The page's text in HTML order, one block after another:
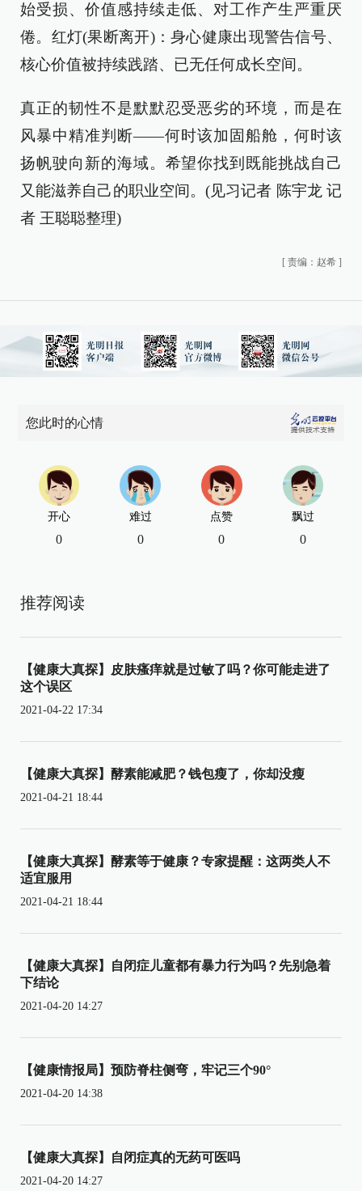
始受损、价值感持续走低、对工作产生严重厌
倦。红灯(果断离开)：身心健康出现警告信号、
核心价值被持续践踏、已无任何成长空间。
真正的韧性不是默默忍受恶劣的环境，而是在
风暴中精准判断——何时该加固船舱，何时该
扬帆驶向新的海域。希望你找到既能挑战自己
又能滋养自己的职业空间。(见习记者 陈宇龙 记
者 王聪聪整理)
[ 责编：赵希 ]
您此时的心情
开心
0
难过
0
点赞
0
飘过
0
推荐阅读
【健康大真探】皮肤瘙痒就是过敏了吗？你可能走进了
这个误区
2021-04-22 17:34
【健康大真探】酵素能减肥？钱包瘦了，你却没瘦
2021-04-21 18:44
【健康大真探】酵素等于健康？专家提醒：这两类人不
适宜服用
2021-04-21 18:44
【健康大真探】自闭症儿童都有暴力行为吗？先别急着
下结论
2021-04-20 14:27
【健康情报局】预防脊柱侧弯，牢记三个90°
2021-04-20 14:38
【健康大真探】自闭症真的无药可医吗
2021-04-20 14:27